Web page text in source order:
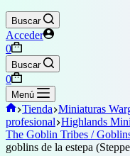
Buscar
Acceder
Carro
de
compra
0
Buscar
Carro
de
compra
0
Menú
Inicio
Tienda Miniaturas
profesional Highlands
The Goblin Tribes /
goblins de la estepa